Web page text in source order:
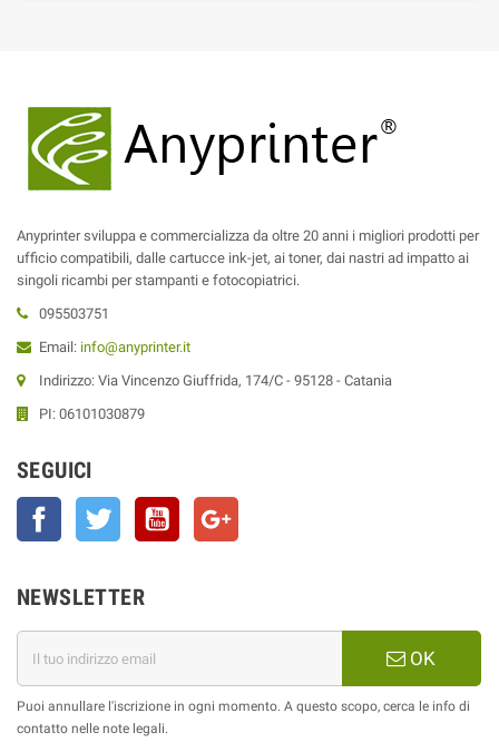
Anyprinter sviluppa e commercializza da oltre 20 anni i migliori prodotti per
ufficio compatibili, dalle cartucce ink-jet, ai toner, dai nastri ad impatto ai
singoli ricambi per stampanti e fotocopiatrici.
095503751
Email: info@anyprinter.it
Indirizzo: Via Vincenzo Giuffrida, 174/C - 95128 - Catania
PI: 06101030879
SEGUICI
Facebook Twitter YouTube
NEWSLETTER
OK
Puoi annullare l'iscrizione in ogni momento. A questo scopo, cerca le info di
contatto nelle note legali.